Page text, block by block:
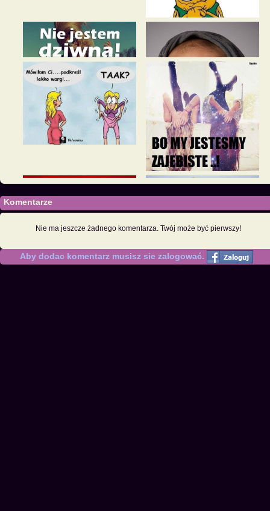
Komentarze
Nie ma jeszcze żadnego komentarza. Twój może być pierwszy!
Aby dodac komentarz musisz sie zalogować.